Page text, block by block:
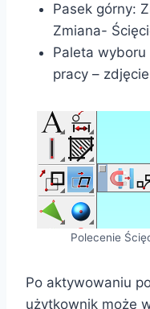
Pasek górny:
Zmiana-
Paleta
pracy –
Polecenie
Po aktywowaniu
użytkownik może